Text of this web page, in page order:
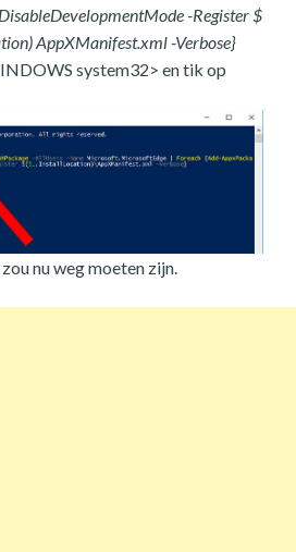
-Register $
AppXManifest.xml -Verbose}
system32> en tik op
nu weg moeten zijn.